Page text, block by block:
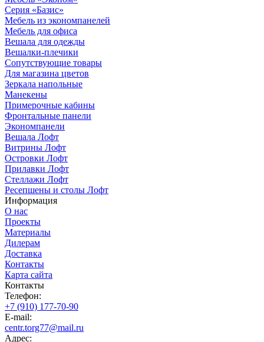
Серия «Базис»
Мебель из экономпанелей
Мебель для офиса
Вешала для одежды
Вешалки-плечики
Сопутствующие товары
Для магазина цветов
Зеркала напольные
Манекены
Примерочные кабины
Фронтальные панели
Экономпанели
Вешала Лофт
Витрины Лофт
Островки Лофт
Прилавки Лофт
Стеллажи Лофт
Ресепшены и столы Лофт
Информация
О нас
Проекты
Материалы
Дилерам
Доставка
Контакты
Карта сайта
Контакты
Телефон:
+7 (910) 177-70-90
E-mail:
centr.torg77@mail.ru
Адрес: